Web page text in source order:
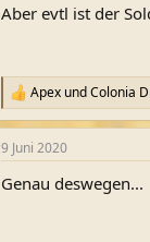
Aber evtl ist der
R
e
a
k
i
ApexundColonia
9 Juni 2020
Genau deswegen...